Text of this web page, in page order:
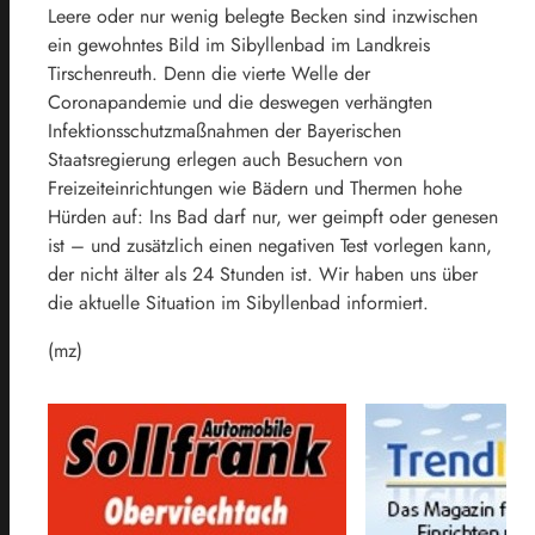
Leere oder nur wenig belegte Becken sind inzwischen
ein gewohntes Bild im Sibyllenbad im Landkreis
Tirschenreuth. Denn die vierte Welle der
Coronapandemie und die deswegen verhängten
Infektionsschutzmaßnahmen der Bayerischen
Staatsregierung erlegen auch Besuchern von
Freizeiteinrichtungen wie Bädern und Thermen hohe
Hürden auf: Ins Bad darf nur, wer geimpft oder genesen
ist – und zusätzlich einen negativen Test vorlegen kann,
der nicht älter als 24 Stunden ist. Wir haben uns über
die aktuelle Situation im Sibyllenbad informiert.
(mz)